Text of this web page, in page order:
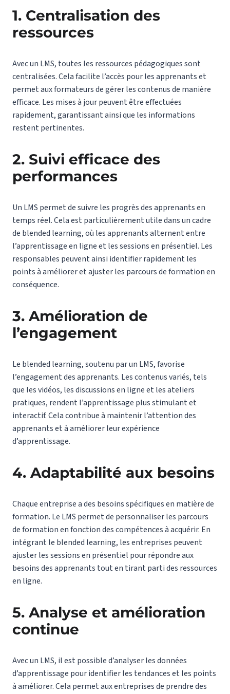
1. Centralisation des
ressources
Avec un LMS, toutes les ressources pédagogiques sont
centralisées. Cela facilite l’accès pour les apprenants et
permet aux formateurs de gérer les contenus de manière
efficace. Les mises à jour peuvent être effectuées
rapidement, garantissant ainsi que les informations
restent pertinentes.
2. Suivi efficace des
performances
Un LMS permet de suivre les progrès des apprenants en
temps réel. Cela est particulièrement utile dans un cadre
de blended learning, où les apprenants alternent entre
l’apprentissage en ligne et les sessions en présentiel. Les
responsables peuvent ainsi identifier rapidement les
points à améliorer et ajuster les parcours de formation en
conséquence.
3. Amélioration de
l’engagement
Le blended learning, soutenu par un LMS, favorise
l’engagement des apprenants. Les contenus variés, tels
que les vidéos, les discussions en ligne et les ateliers
pratiques, rendent l’apprentissage plus stimulant et
interactif. Cela contribue à maintenir l’attention des
apprenants et à améliorer leur expérience
d’apprentissage.
4. Adaptabilité aux besoins
Chaque entreprise a des besoins spécifiques en matière de
formation. Le LMS permet de personnaliser les parcours
de formation en fonction des compétences à acquérir. En
intégrant le blended learning, les entreprises peuvent
ajuster les sessions en présentiel pour répondre aux
besoins des apprenants tout en tirant parti des ressources
en ligne.
5. Analyse et amélioration
continue
Avec un LMS, il est possible d’analyser les données
d’apprentissage pour identifier les tendances et les points
à améliorer. Cela permet aux entreprises de prendre des